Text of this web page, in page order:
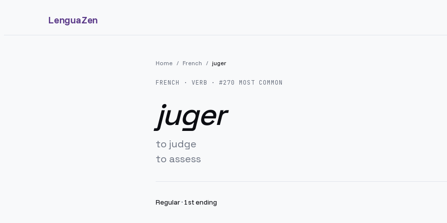
LenguaZen
Home / French / juger
FRENCH · VERB · #270 MOST COMMON
juger
to judge
to assess
Regular· 1st ending